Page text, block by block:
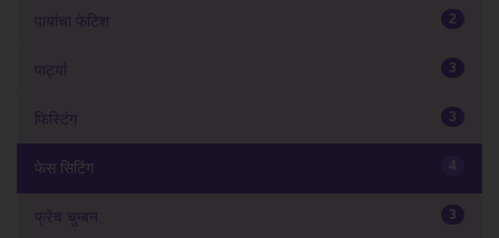
पायांचा फेटिश 2
पार्ट्या 3
फिस्टिंग 3
फेस सिटिंग 4
फ्रेंच चुम्बन 3